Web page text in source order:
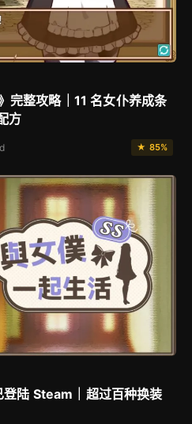
完整攻略｜11 名女仆养成条
方
★ 85%
登陆 Steam｜超过百种换装